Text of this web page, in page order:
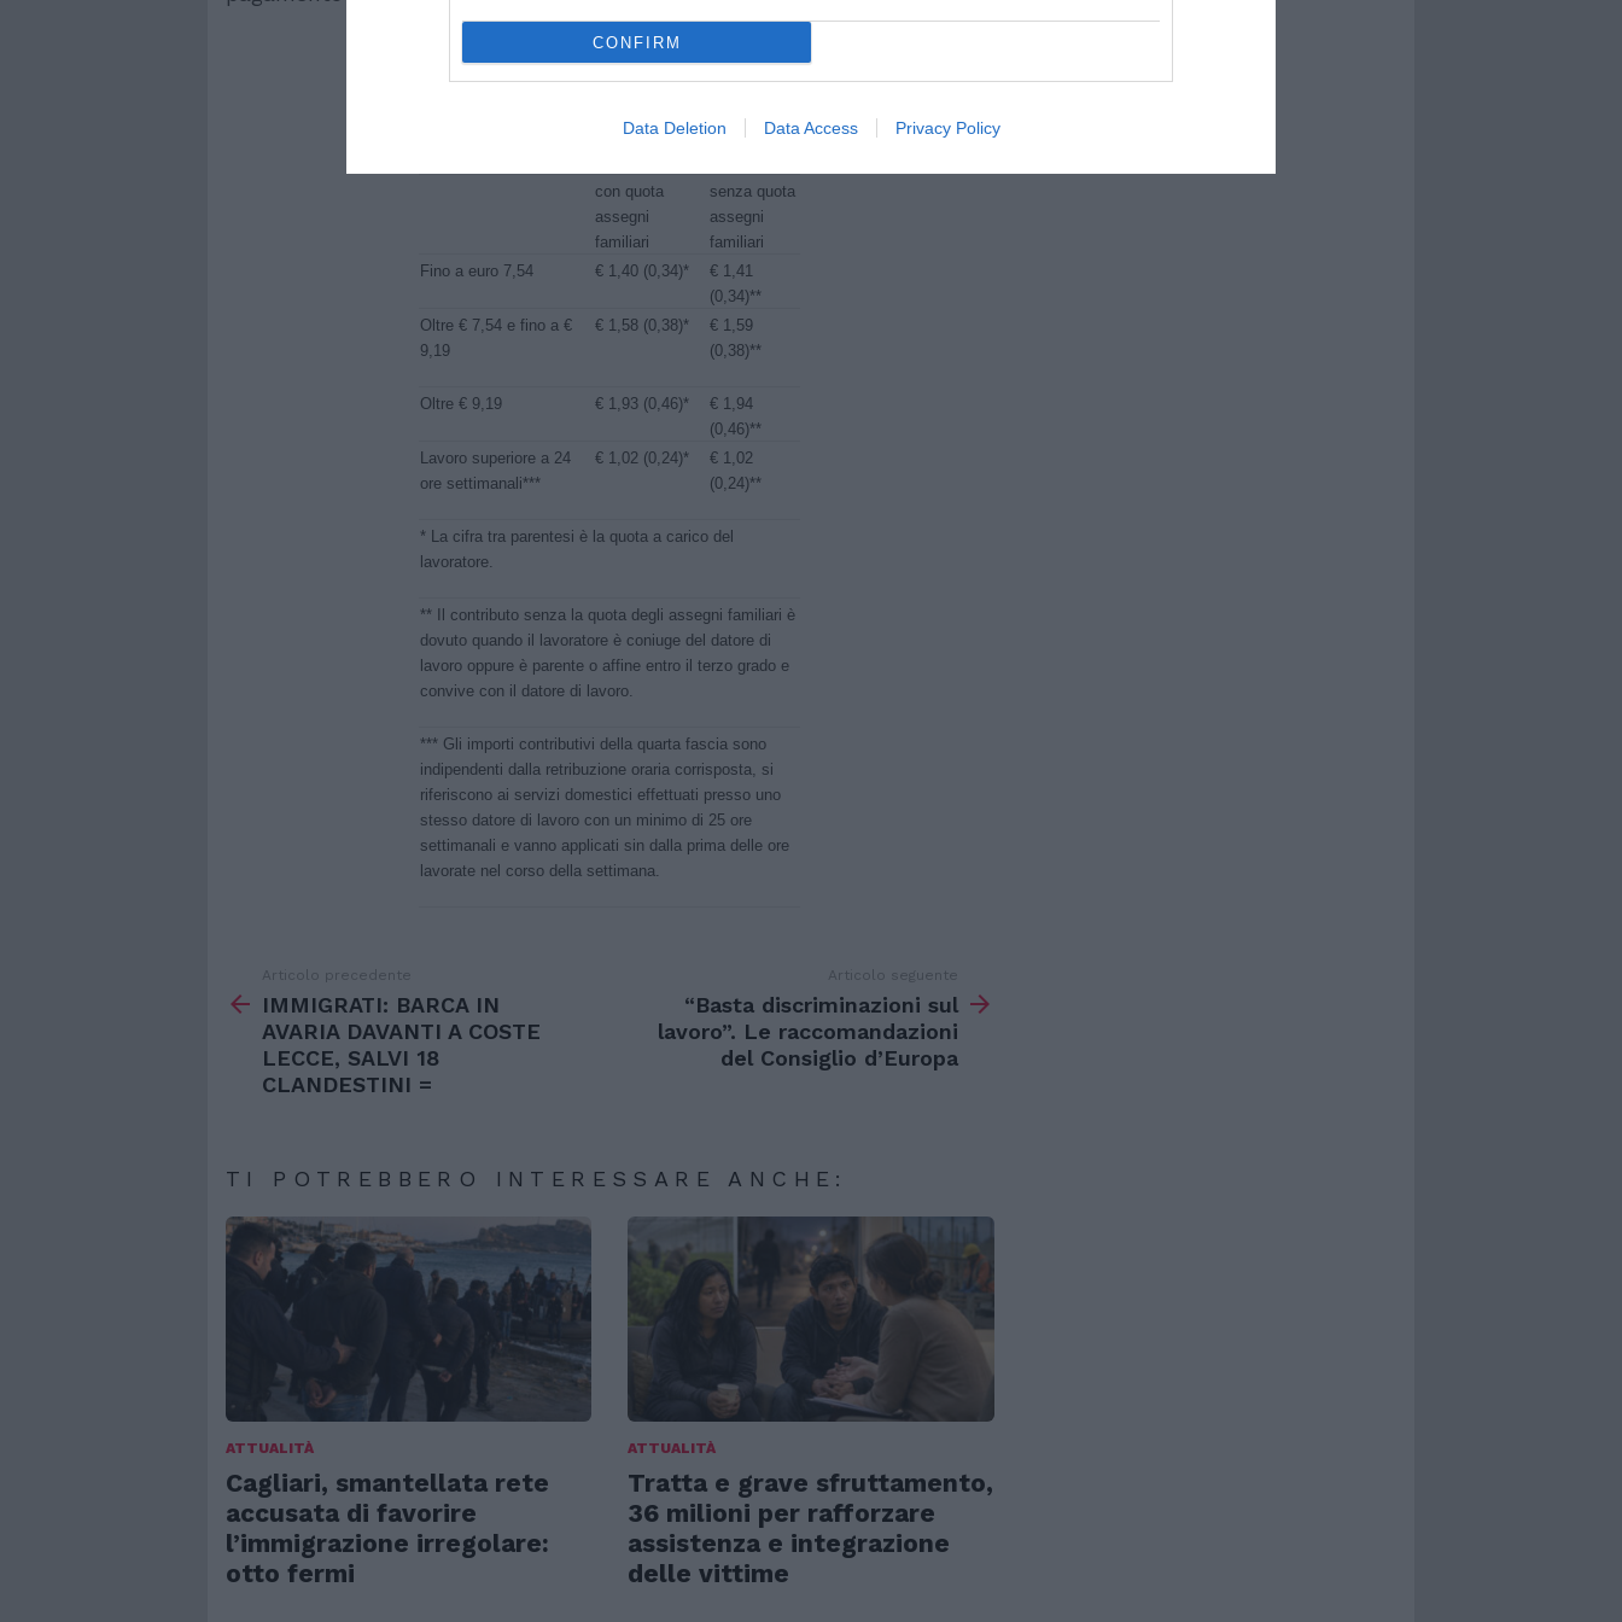
CONFIRM
Data Deletion Data Access Privacy Policy
con quota
assegni
familiari
senza quota
assegni
familiari
Fino a euro 7,54
€ 1,40 (0,34)*
€ 1,41
(0,34)**
Oltre € 7,54 e fino a €
9,19
€ 1,58 (0,38)*
€ 1,59
(0,38)**
Oltre € 9,19 € 1,93 (0,46)*
€ 1,94
(0,46)**
Lavoro superiore a 24
ore settimanali***
€ 1,02 (0,24)*
€ 1,02
(0,24)**
* La cifra tra parentesi è la quota a carico del
lavoratore.
** Il contributo senza la quota degli assegni familiari è
dovuto quando il lavoratore è coniuge del datore di
lavoro oppure è parente o affine entro il terzo grado e
convive con il datore di lavoro.
*** Gli importi contributivi della quarta fascia sono
indipendenti dalla retribuzione oraria corrisposta, si
riferiscono ai servizi domestici effettuati presso uno
stesso datore di lavoro con un minimo di 25 ore
settimanali e vanno applicati sin dalla prima delle ore
lavorate nel corso della settimana.
di
Articolo precedente
IMMIGRATI: BARCA IN
AVARIA DAVANTI A COSTE
LECCE, SALVI 18
CLANDESTINI =
Articolo seguente
“Basta discriminazioni sul
lavoro”. Le raccomandazioni
del Consiglio d’Europa
TI POTREBBERO INTERESSARE ANCHE:
ATTUALITÀ
Cagliari, smantellata rete
accusata di favorire
l’immigrazione irregolare:
otto fermi
ATTUALITÀ
Tratta e grave sfruttamento,
36 milioni per rafforzare
assistenza e integrazione
delle vittime